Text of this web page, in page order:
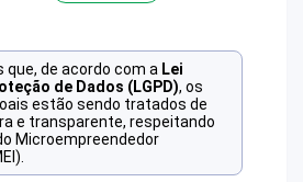
que, de acordo com a Lei
de Dados (LGPD), os
estão sendo tratados de
e transparente, respeitando
Microempreendedor